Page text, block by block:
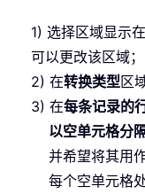
1) 选择区域显示在
可以更改该区域；
2) 在转换类型区
3) 在每条记录的
以空单元格分
并希望将其用
每个空单元格